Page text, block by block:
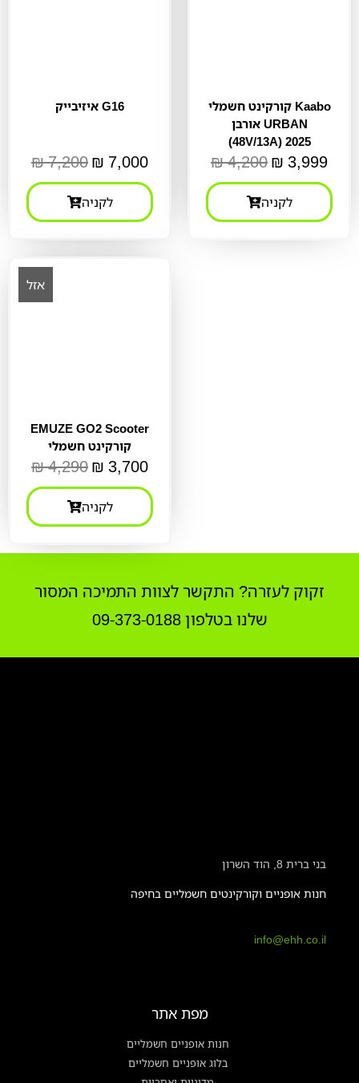
איזיבייק G16
7,200
₪ 7,000
₪
לקניה
קורקינט חשמלי Kaabo
אורבן URBAN
(48V/13A) 2025
4,200
₪ 3,999
₪
לקניה
אזל
EMUZE GO2 Scooter
קורקינט חשמלי
4,290
₪ 3,700
₪
לקניה
זקוק לעזרה? התקשר לצוות התמיכה המסור
שלנו בטלפון 09-373-0188
בני ברית 8, הוד השרון
חנות אופניים וקורקינטים חשמליים בחיפה
info@ehh.co.il
מפת אתר
חנות אופניים חשמליים
בלוג אופניים חשמליים